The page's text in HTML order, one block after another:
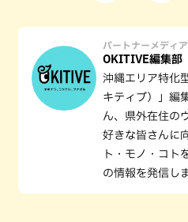
パートナーメディア
OKITIVE編集部
沖縄エリア特化
キティブ）」編
ん、県外在住の
好きな皆さんに
ト・モノ・コト
の情報を発信しま